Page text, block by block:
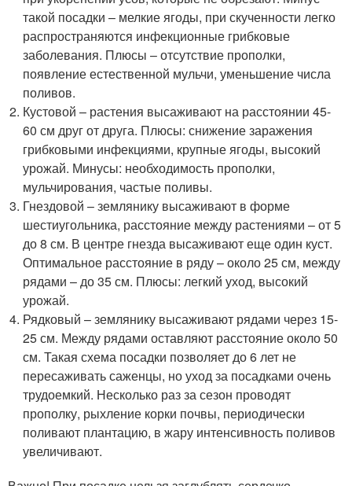
такой посадки – мелкие ягоды, при скученности легко
распространяются инфекционные грибковые
заболевания. Плюсы – отсутствие прополки,
появление естественной мульчи, уменьшение числа
поливов.
Кустовой – растения высаживают на расстоянии 45-
60 см друг от друга. Плюсы: снижение заражения
грибковыми инфекциями, крупные ягоды, высокий
урожай. Минусы: необходимость прополки,
мульчирования, частые поливы.
Гнездовой – землянику высаживают в форме
шестиугольника, расстояние между растениями – от 5
до 8 см. В центре гнезда высаживают еще один куст.
Оптимальное расстояние в ряду – около 25 см, между
рядами – до 35 см. Плюсы: легкий уход, высокий
урожай.
Рядковый – землянику высаживают рядами через 15-
25 см. Между рядами оставляют расстояние около 50
см. Такая схема посадки позволяет до 6 лет не
пересаживать саженцы, но уход за посадками очень
трудоемкий. Несколько раз за сезон проводят
прополку, рыхление корки почвы, периодически
поливают плантацию, в жару интенсивность поливов
увеличивают.